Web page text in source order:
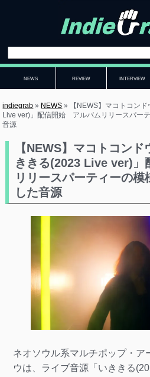
NEWS REVIEW INTERVIEW
indiegrab » NEWS »
【NEWS】マコトコン
Live ver)」配信開始 アルバムリリースパー
音源
【NEWS】マコトコン
ききる(2023 Live ver)
リリースパーティーの
した音源
ネオソウル系マルチポップ・ア
ウは、ライブ音源「いききる